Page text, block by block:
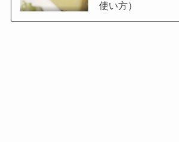
使い方）